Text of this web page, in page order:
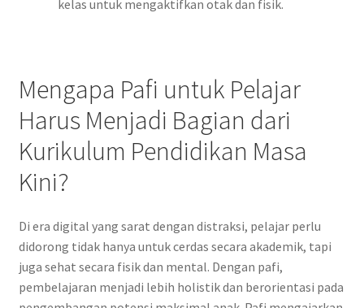
kelas untuk mengaktifkan otak dan fisik.
Mengapa Pafi untuk Pelajar
Harus Menjadi Bagian dari
Kurikulum Pendidikan Masa
Kini?
Di era digital yang sarat dengan distraksi, pelajar perlu
didorong tidak hanya untuk cerdas secara akademik, tapi
juga sehat secara fisik dan mental. Dengan pafi,
pembelajaran menjadi lebih holistik dan berorientasi pada